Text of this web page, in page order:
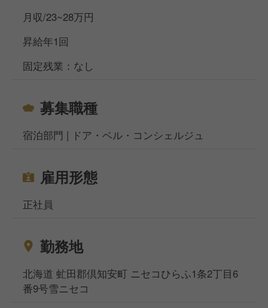
月収/23~28万円
昇給年1回
固定残業：なし
募集職種
宿泊部門 | ドア・ベル・コンシェルジュ
雇用形態
正社員
勤務地
北海道 虻田郡倶知安町 ニセコひらふ1条2丁目6
番9号雪ニセコ